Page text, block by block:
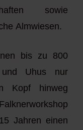
sowie
Almwiesen.
bis zu 800
und Uhus nur
Kopf hinweg
Jahren einen